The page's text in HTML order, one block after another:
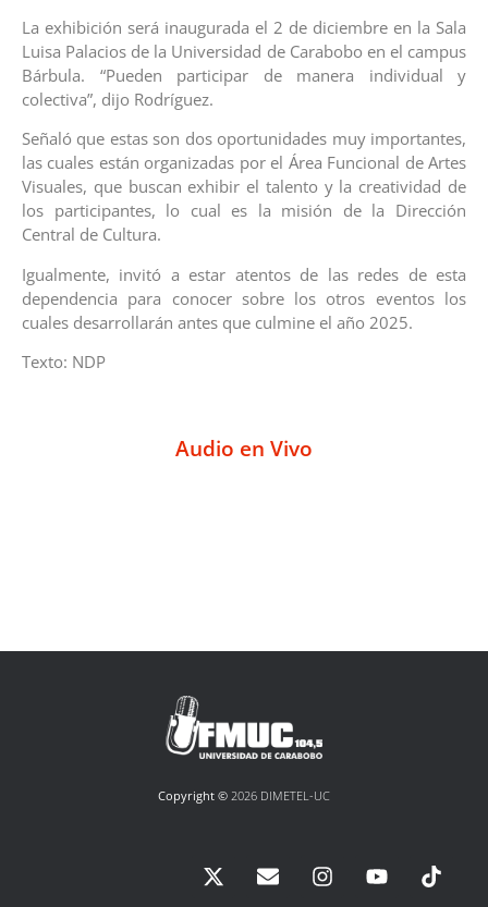
La exhibición será inaugurada el 2 de diciembre en la Sala
Luisa Palacios de la Universidad de Carabobo en el campus
Bárbula. “Pueden participar de manera individual y
colectiva”, dijo Rodríguez.
Señaló que estas son dos oportunidades muy importantes,
las cuales están organizadas por el Área Funcional de Artes
Visuales, que buscan exhibir el talento y la creatividad de
los participantes, lo cual es la misión de la Dirección
Central de Cultura.
Igualmente, invitó a estar atentos de las redes de esta
dependencia para conocer sobre los otros eventos los
cuales desarrollarán antes que culmine el año 2025.
Texto: NDP
Audio en Vivo
Copyright © 2026 DIMETEL-UC